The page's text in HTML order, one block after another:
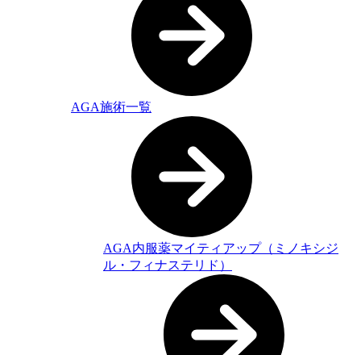
AGA施術一覧
AGA内服薬マイティアップ（ミノキシジ
ル・フィナステリド）